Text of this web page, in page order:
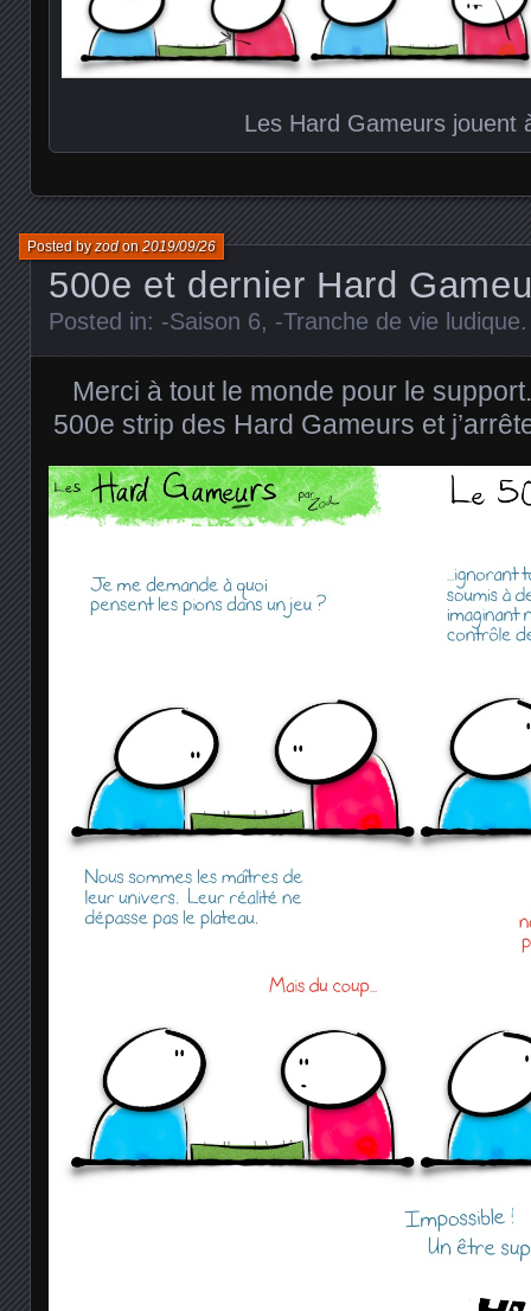
Les Hard Gameurs jouent
500e et dernier Hard
Posted byzodon2019/09/26
Posted in: -Saison 6, -Tranche de vie ludique.
Merci à tout le monde pour le
500e strip des Hard Gameurs et